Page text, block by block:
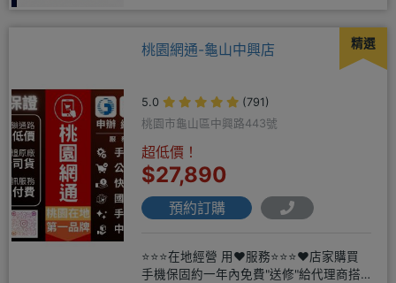
精選
桃園網通-龜山中興店
5.0
(791)
桃園市龜山區中興路443號
超低價！
$27,890
預約訂購
⭐⭐⭐在地經營 用❤️服務⭐⭐⭐❤️店家購買
手機保固約一年內免費"送修"給代理商搭